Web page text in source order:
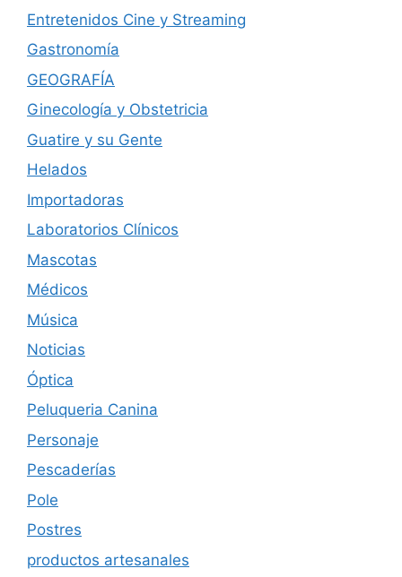
Entretenidos Cine y Streaming
Gastronomía
GEOGRAFÍA
Ginecología y Obstetricia
Guatire y su Gente
Helados
Importadoras
Laboratorios Clínicos
Mascotas
Médicos
Música
Noticias
Óptica
Peluqueria Canina
Personaje
Pescaderías
Pole
Postres
productos artesanales